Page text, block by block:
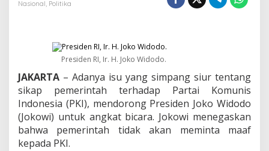
m
i
a
a
n
a
Nasional, Politika
Presiden RI, Ir. H. Joko Widodo.
JAKARTA – Adanya isu yang simpang siur tentang
sikap pemerintah terhadap Partai Komunis
Indonesia (PKI), mendorong Presiden Joko Widodo
(Jokowi) untuk angkat bicara. Jokowi menegaskan
bahwa pemerintah tidak akan meminta maaf
kepada PKI.